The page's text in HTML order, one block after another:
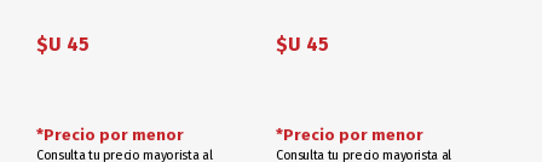
$U 45
*Precio por menor
Consulta tu precio mayorista al
$U 45
*Precio por menor
Consulta tu precio mayorista al